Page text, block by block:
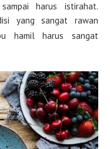
harus istirahat.
yang sangat rawan
hamil harus sangat